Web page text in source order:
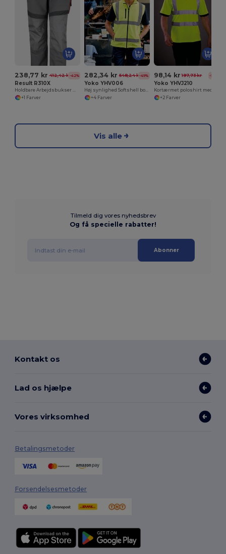
238,77 kr 412,42 kr-42%
Result R310X
Holdbare Arbejdsbukser med Komfort og Funktionalitet
+1 Farver
282,34 kr 548,24 kr-49%
Yoko YHV006
Høj synlighed Softshell bodywarmer
+4 Farver
98,14 kr 197,73 kr -50%
Yoko YHVJ210
+2 Farver
Vis alle
Tilmeld dig vores nyhedsbrev
Og få specielle rabatter!
Abonner
Kontakt os
Lad os hjælpe
Vores virksomhed
Betalingsmetoder
Forsendelsesmetoder